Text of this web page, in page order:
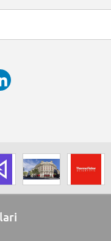
onepoint develops an